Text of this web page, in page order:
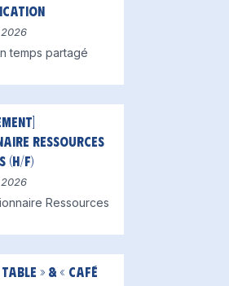
temps partagé
Ressources
(H/F)
Ressources
» & « Café